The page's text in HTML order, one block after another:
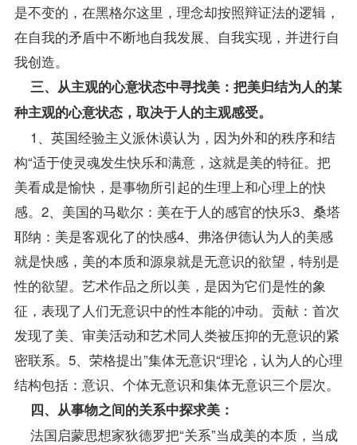
是不变的，在黑格尔这里，理念却按照辩证法的逻辑，
在自我的矛盾中不断地自我发展、自我实现，并进行自
我创造。
三、从主观的心意状态中寻找美：把美归结为人的某
种主观的心意状态，取决于人的主观感受。
1、英国经验主义派休谟认为，因为外和的秩序和结
构“适于使灵魂发生快乐和满意，这就是美的特征。把
美看成是愉快，是事物所引起的生理上和心理上的快
感。2、美国的马歇尔：美在于人的感官的快乐3、桑塔
耶纳：美是客观化了的快感4、弗洛伊德认为人的美感
就是快感，美的本质和源泉就是无意识的欲望，特别是
性的欲望。艺术作品之所以美，是因为它们是性的象
征，表现了人们无意识中的性本能的冲动。贡献：首次
发现了美、审美活动和艺术同人类被压抑的无意识的紧
密联系。5、荣格提出”集体无意识“理论，认为人的心理
结构包括：意识、个体无意识和集体无意识三个层次。
四、从事物之间的关系中探求美：
法国启蒙思想家狄德罗把“关系”当成美的本质，当成